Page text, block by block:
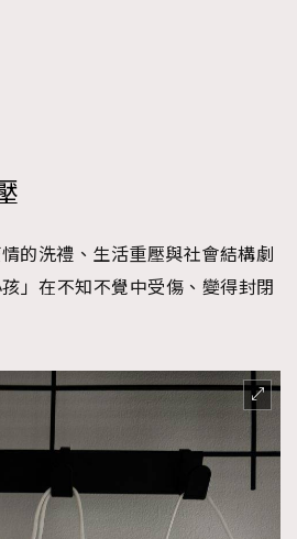
的洗禮、生活重壓與社會結構劇
」在不知不覺中受傷、變得封閉